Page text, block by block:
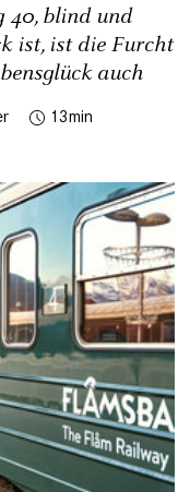
40, blind und
ist, ist die Furcht
auch
13